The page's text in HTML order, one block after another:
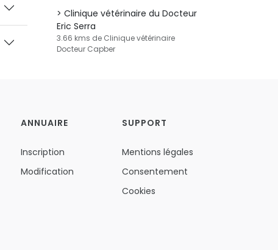
Clinique vétérinaire du Docteur
Eric Serra
3.66 kms de Clinique vétérinaire
Docteur Capber
ANNUAIRE
Inscription
Modification
SUPPORT
Mentions légales
Consentement
Cookies